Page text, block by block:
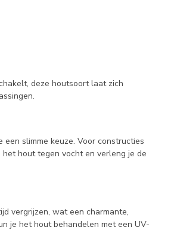
deze houtsoort laat zich
slimme keuze. Voor constructies
hout tegen vocht en verleng je de
vergrijzen, wat een charmante,
je het hout behandelen met een UV-